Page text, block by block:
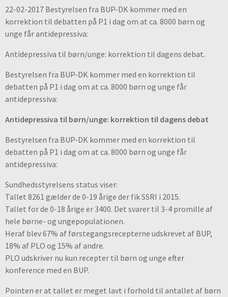
22-02-2017 Bestyrelsen fra BUP-DK kommer med en
korrektion til debatten på P1 i dag om at ca. 8000 børn og
unge får antidepressiva:
Antidepressiva til børn/unge: korrektion til dagens debat.
Bestyrelsen fra BUP-DK kommer med en korrektion til
debatten på P1 i dag om at ca. 8000 børn og unge får
antidepressiva:
Antidepressiva til børn/unge: korrektion til dagens debat
Bestyrelsen fra BUP-DK kommer med en korrektion til
debatten på P1 i dag om at ca. 8000 børn og unge får
antidepressiva:
Sundhedsstyrelsens status viser:
Tallet 8261 gælder de 0-19 årige der fik SSRI i 2015.
Tallet for de 0-18 årige er 3400. Det svarer til 3-4 promille af
hele børne- og ungepopulationen.
Heraf blev 67% af førstegangsrecepterne udskrevet af BUP,
18% af PLO og 15% af andre.
PLO udskriver nu kun recepter til børn og unge efter
konference med en BUP.
Pointen er at tallet er meget lavt i forhold til antallet af børn